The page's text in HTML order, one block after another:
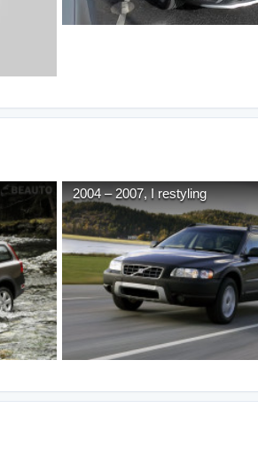
2004–2007,I restyling